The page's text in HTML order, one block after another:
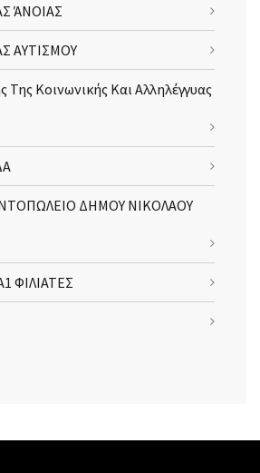
ΆΝΟΙΑΣ
ΑΥΤΙΣΜΟΥ
Της Κοινωνικής Και Αλληλέγγυας
ΔΗΜΟΥ ΝΙΚΟΛΑΟΥ
ΦΙΛΙΑΤΕΣ